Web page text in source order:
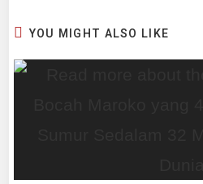
YOU MIGHT ALSO LIKE